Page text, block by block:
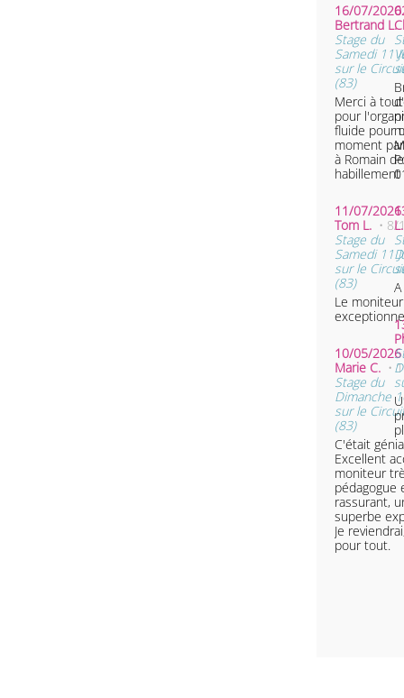
16/07/
Bertrand L.
Stage du
Samedi 11
sur le
(83)
Merci à
pour
fluide pour
moment
à Romain
habillement
11/07/
Tom L. • 8/
Stage du
Samedi 11
sur le
(83)
Le
10/05/
Marie C. •
Stage du
Dimanche
sur le
(83)
C'était
Excellent
moniteur
pédagogue
rassurant,
superbe
Je
pour tout.